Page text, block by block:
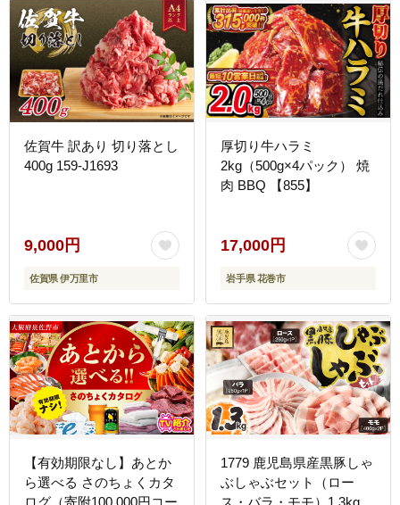
佐賀牛 訳あり 切り落とし
400g 159-J1693
9,000円
佐賀県 伊万里市
厚切り牛ハラミ
2kg（500g×4パック） 焼
肉 BBQ 【855】
17,000円
岩手県 花巻市
【有効期限なし】あとか
ら選べる さのちょくカタ
1779 鹿児島県産黒豚しゃ
ぶしゃぶセット（ロー